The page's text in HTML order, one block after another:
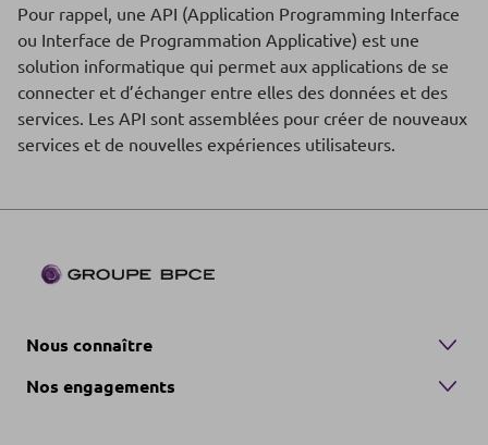
Pour rappel, une API (Application Programming Interface
ou Interface de Programmation Applicative) est une
solution informatique qui permet aux applications de se
connecter et d’échanger entre elles des données et des
services. Les API sont assemblées pour créer de nouveaux
services et de nouvelles expériences utilisateurs.
Nous connaître
Nos engagements